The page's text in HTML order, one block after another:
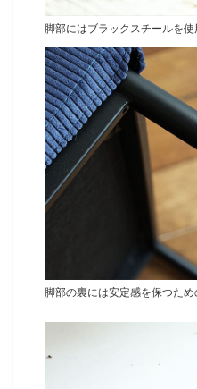
脚部にはブラックスチールを使
脚部の裏には安定感を保つた